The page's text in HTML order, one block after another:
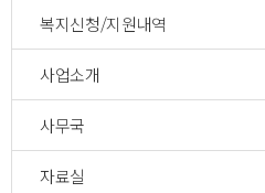
복지신청/지원내역
사업소개
사무국
자료실